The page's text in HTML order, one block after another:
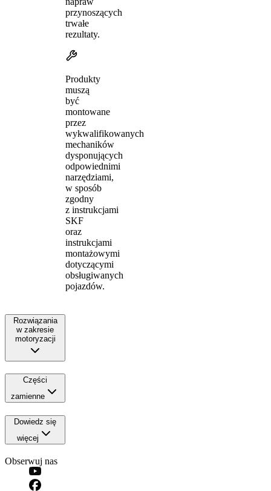
przynoszących
trwałe
rezultaty.
Produkty
muszą
być
montowane
przez
wykwalifikowanych
mechaników
dysponujących
odpowiednimi
narzędziami,
w sposób
zgodny
z instrukcjami
SKF
oraz
instrukcjami
montażowymi
dotyczącymi
obsługiwanych
pojazdów.
Rozwiązania
w zakresie
motoryzacji
Części
zamienne
Dowiedz się
więcej
Obserwuj nas